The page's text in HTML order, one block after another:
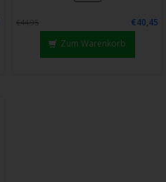
€44,95
€40,45
Zum Warenkorb